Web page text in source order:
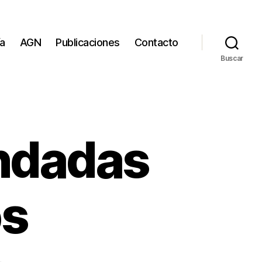
AGN Publicaciones Contacto
Buscar